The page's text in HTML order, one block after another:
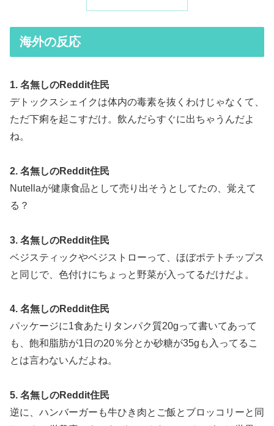
海外の反応
1. 名無しのReddit住民
デトックスシェイクは体内の毒素を抜くわけじゃなくて、
ただ下痢を起こすだけ。飲んだらすぐに出ちゃうんだよ
ね。
2. 名無しのReddit住民
Nutellaが健康食品として売り出そうとしてたの、覚えて
る？
3. 名無しのReddit住民
ベジスティックやベジストローって、ほぼポテトチップス
と同じで、色付けにちょっと野菜が入ってるだけだよ。
4. 名無しのReddit住民
パッケージに1食あたりタンパク質20gって書いてあって
も、飽和脂肪が1日の20％分とか砂糖が35gも入ってるこ
とは言わないんだよね。
5. 名無しのReddit住民
逆に、ハンバーガーも牛ひき肉とご飯とブロッコリーと同